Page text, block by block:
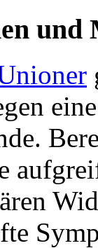
und